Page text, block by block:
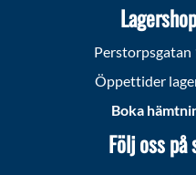
Perstorpsgatan
Öppettider
Boka
Följ oss